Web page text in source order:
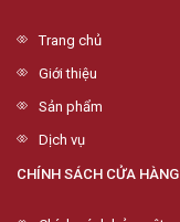
Trang chủ
Giới thiệu
Sản phẩm
Dịch vụ
CHÍNH SÁCH CỬA HÀNG